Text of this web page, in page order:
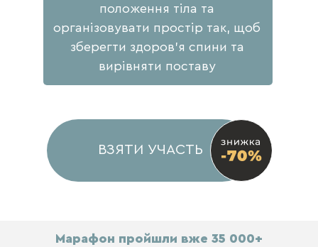
ВЗЯТИ УЧАСТЬ
положення тіла та
організовувати простір так, щоб
зберегти здоров'я спини та
вирівняти поставу
Марафон пройшли вже 35 000+